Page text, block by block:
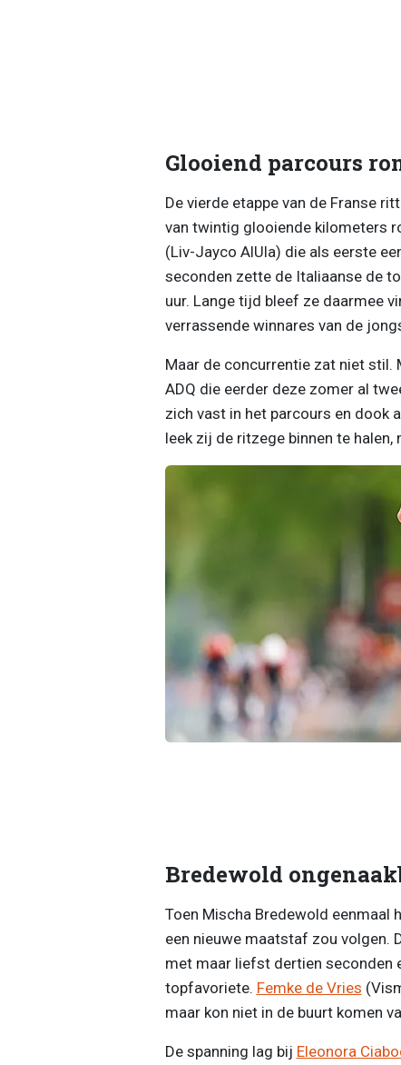
Glooiend parcours
De vierde etappe van de Franse
van twintig glooiende kilometers
(Liv-Jayco AlUla) die als eerste
seconden zette de Italiaanse de
uur. Lange tijd bleef ze daarmee
verrassende winnares van de
Maar de concurrentie zat niet stil.
ADQ die eerder deze zomer al
zich vast in het parcours en dook
leek zij de ritzege binnen te halen,
Bredewold
Toen Mischa Bredewold eenmaal
een nieuwe maatstaf zou volgen.
met maar liefst dertien seconden
topfavoriete. Femke de Vries
maar kon niet in de buurt komen
De spanning lag bij Eleonora